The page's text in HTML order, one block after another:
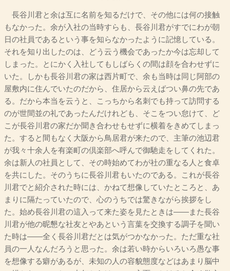
長谷川君と余は互に名前を知るだけで、その他には何の接触
もなかった。余が入社の当時すらも、長谷川君がすでにわが朝
日の社員であるという事を知らなかったように記憶している。
それを知り出したのは、どう云う機会であったか今は忘却して
しまった。とにかく入社してもしばらくの間は顔を合わせずに
いた。しかも長谷川君の家は西片町で、余も当時は同じ阿部の
屋敷内に住んでいたのだから、住居から云えばつい鼻の先であ
る。だから本当を云うと、こっちから名刺でも持って訪問する
のが世間並の礼であったんだけれども、そこをつい怠けて、ど
こが長谷川君の家だか聞き合わせもせずに横着をきめてしまっ
た。すると間もなく大阪から鳥居君が来たので、主筆の池辺君
が我々十余人を有楽町の倶楽部へ呼んで御馳走をしてくれた。
余は新人の社員として、その時始めてわが社の重なる人と食卓
を共にした。そのうちに長谷川君もいたのである。これが長谷
川君でと紹介された時には、かねて想像していたところと、あ
まりに隔たっていたので、心のうちでは驚きながら挨拶をし
た。始め長谷川君の這入って来た姿を見たときは――また長谷
川君が他の昵懇な社友とやあという言葉を交換する調子を聞い
た時は――全く長谷川君だとは気がつかなかった。ただ重な社
員の一人なんだろうと思った。余は若い時からいろいろ愚な事
を想像する癖があるが、未知の人の容貌態度などはあまり脳中